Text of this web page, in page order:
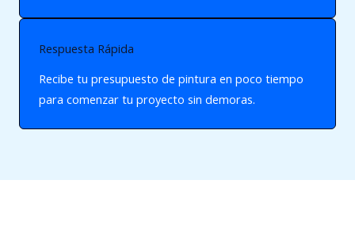
Respuesta Rápida
Recibe tu presupuesto de pintura en poco tiempo
para comenzar tu proyecto sin demoras.